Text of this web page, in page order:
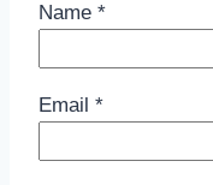
Name *
Email *